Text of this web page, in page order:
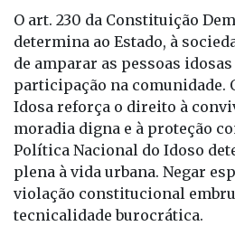
O art. 230 da Constituição
determina ao Estado, à
de amparar as pessoas
participação na comunidade.
Idosa reforça o direito à
moradia digna e à proteção
Política Nacional do Idoso
plena à vida urbana. Negar
violação constitucional
tecnicalidade burocrática.